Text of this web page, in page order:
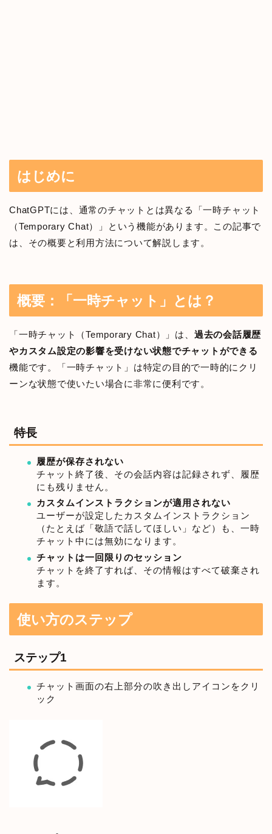
はじめに
ChatGPTには、通常のチャットとは異なる「一時チャット
（Temporary Chat）」という機能があります。この記事で
は、その概要と利用方法について解説します。
概要：「一時チャット」とは？
「一時チャット（Temporary Chat）」は、 過去の会話履歴
やカスタム設定の影響を受けない状態でチャットができる
機能です。「一時チャット」は特定の目的で一時的にクリ
ーンな状態で使いたい場合に非常に便利です。
特長
履歴が保存されない
チャット終了後、その会話内容は記録されず、履歴
にも残りません。
カスタムインストラクションが適用されない
ユーザーが設定したカスタムインストラクション
（たとえば「敬語で話してほしい」など）も、一時
チャット中には無効になります。
チャットは一回限りのセッション
チャットを終了すれば、その情報はすべて破棄され
ます。
使い方のステップ
ステップ1
チャット画面の右上部分の吹き出しアイコンをクリ
ック